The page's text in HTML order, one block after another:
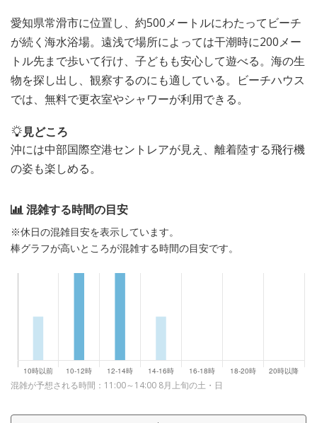
愛知県常滑市に位置し、約500メートルにわたってビーチ
が続く海水浴場。遠浅で場所によっては干潮時に200メー
トル先まで歩いて行け、子どもも安心して遊べる。海の生
物を探し出し、観察するのにも適している。ビーチハウス
では、無料で更衣室やシャワーが利用できる。
見どころ
沖には中部国際空港セントレアが見え、離着陸する飛行機
の姿も楽しめる。
混雑する時間の目安
※休日の混雑目安を表示しています。
棒グラフが高いところが混雑する時間の目安です。
混雑が予想される時間：11:00～14:00 8月上旬の土・日